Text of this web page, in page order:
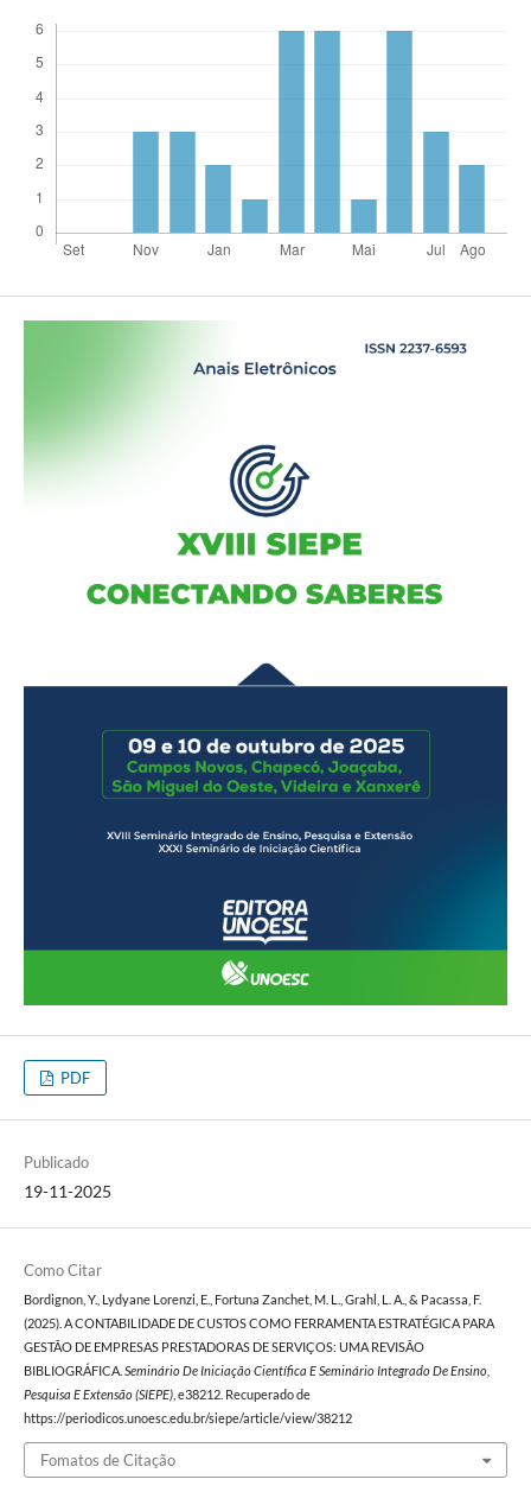
PDF
Publicado
19-11-2025
Como Citar
Bordignon, Y., Lydyane Lorenzi, E., Fortuna Zanchet, M. L., Grahl, L. A., & Pacassa, F.
(2025). A CONTABILIDADE DE CUSTOS COMO FERRAMENTA ESTRATÉGICA PARA
GESTÃO DE EMPRESAS PRESTADORAS DE SERVIÇOS: UMA REVISÃO
BIBLIOGRÁFICA. Seminário De Iniciação Científica E Seminário Integrado De Ensino,
Pesquisa E Extensão (SIEPE), e38212. Recuperado de
https://periodicos.unoesc.edu.br/siepe/article/view/38212
Fomatos de Citação